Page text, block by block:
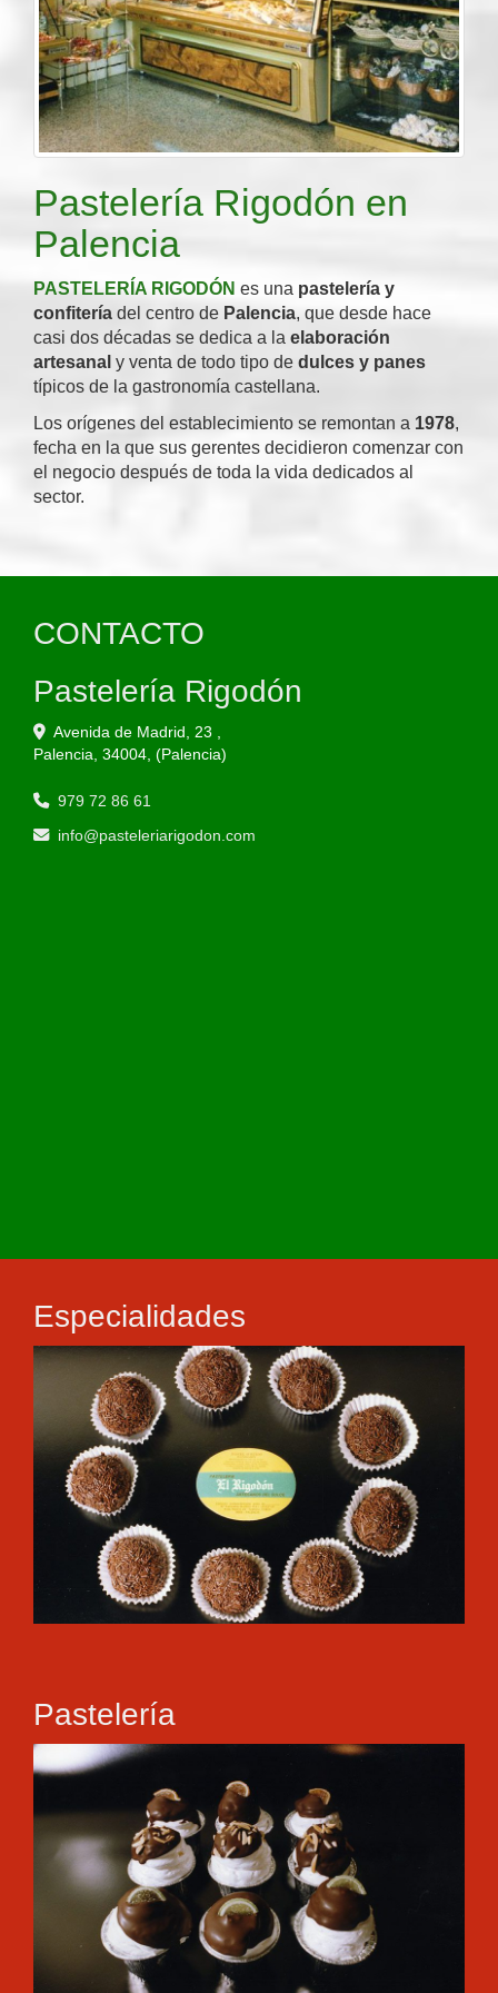
Pastelería Rigodón en
Palencia
PASTELERÍA RIGODÓN es una pastelería y
confitería del centro de Palencia, que desde hace
casi dos décadas se dedica a la elaboración
artesanal y venta de todo tipo de dulces y panes
típicos de la gastronomía castellana.
Los orígenes del establecimiento se remontan a 1978,
fecha en la que sus gerentes decidieron comenzar con
el negocio después de toda la vida dedicados al
sector.
CONTACTO
Pastelería Rigodón
Avenida de Madrid, 23 ,
Palencia 34004 (Palencia)
979 72 86 61
info
pasteleriarigodon.com
Especialidades
Pastelería